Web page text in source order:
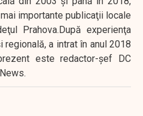
importante publicaţii locale
Prahova.După experienţa
a intrat în anul 2018
este redactor-şef DC